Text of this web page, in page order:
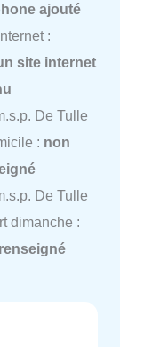
ajouté
:
site internet
De Tulle
: non
De Tulle
dimanche :